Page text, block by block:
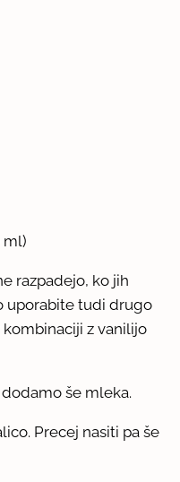
ml)
razpadejo, ko jih
uporabite tudi drugo
z vanilijo
še mleka.
Precej nasiti pa še